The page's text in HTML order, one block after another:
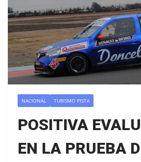
NACIONAL TURISMO PISTA
POSITIVA
EN LA PRUEBA